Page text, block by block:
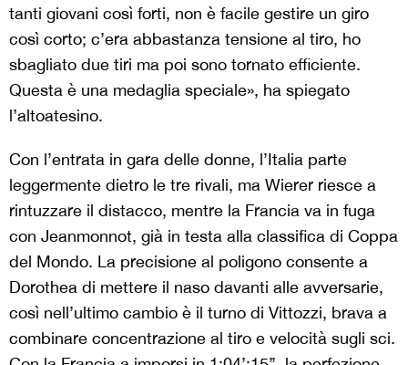
tanti giovani così forti, non è facile gestire un giro
così corto; c’era abbastanza tensione al tiro, ho
sbagliato due tiri ma poi sono tornato efficiente.
Questa è una medaglia speciale», ha spiegato
l’altoatesino.
Con l’entrata in gara delle donne, l’Italia parte
leggermente dietro le tre rivali, ma Wierer riesce a
rintuzzare il distacco, mentre la Francia va in fuga
con Jeanmonnot, già in testa alla classifica di Coppa
del Mondo. La precisione al poligono consente a
Dorothea di mettere il naso davanti alle avversarie,
così nell’ultimo cambio è il turno di Vittozzi, brava a
combinare concentrazione al tiro e velocità sugli sci.